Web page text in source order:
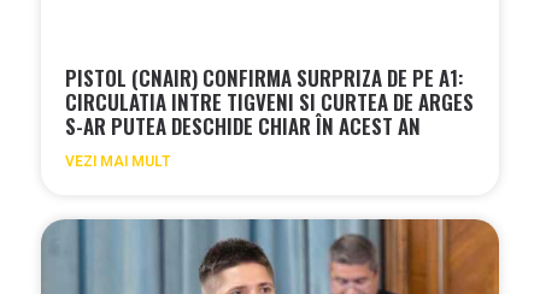
PISTOL (CNAIR) CONFIRMA SURPRIZA DE PE A1:
CIRCULATIA INTRE TIGVENI SI CURTEA DE ARGES
S-AR PUTEA DESCHIDE CHIAR ÎN ACEST AN
VEZI MAI MULT